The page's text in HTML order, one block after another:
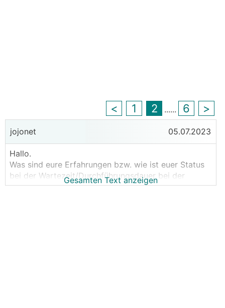
< 1 2 ...... 6 >
jojonet 05.07.2023
Hallo.
Was sind eure Erfahrungen bzw. wie ist euer Status
bei der Wartezeit/Durchführungsdauer bei der
technischen Fertigstellungsmeldung von der EVN
Gesamten Text anzeigen